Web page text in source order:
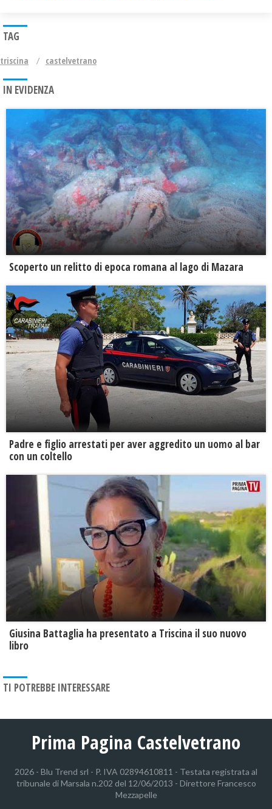
TAG
triscina castelvetrano
IN EVIDENZA
Scoperto un relitto di epoca romana al lago di Mazara
Padre e figlio arrestati per aver aggredito un uomo al bar
con un coltello
Giusina Battaglia ha presentato a Triscina il suo nuovo
libro
TI POTREBBE INTERESSARE
Prima Pagina Castelvetrano
2026 - Blu Trend srl - P. IVA 02894610811 - Testata registrata al
tribunale di Marsala n.202 del 12/06/2013 - Direttore Francesco
Mezzapelle